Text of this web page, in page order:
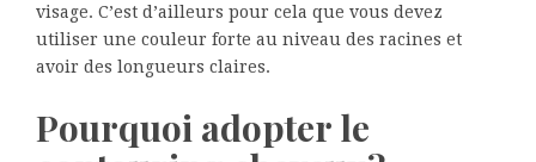
visage. C’est d’ailleurs pour cela que vous devez
utiliser une couleur forte au niveau des racines et
avoir des longueurs claires.
Pourquoi adopter le